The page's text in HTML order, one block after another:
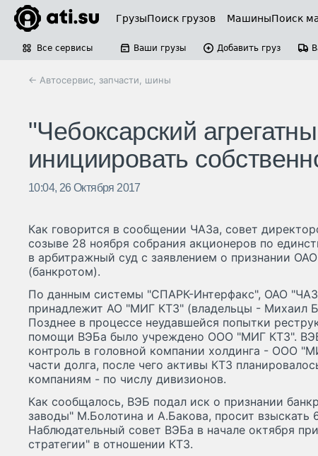
ГрузыПоиск грузов МашиныПоиск
Все сервисы Ваши грузы Добавить груз
← Автосервис, запчасти, шины
"Чебоксарский
инициировать
10:04, 26 Октября 2017
Как говорится в сообщении ЧАЗа, совет
созыве 28 ноября собрания акционеров по
в арбитражный суд с заявлением о признании
(банкротом).
По данным системы "СПАРК-Интерфакс", ОАО
принадлежит АО "МИГ КТЗ" (владельцы - Михаил
Позднее в процессе неудавшейся попытки
помощи ВЭБа было учреждено ООО "МИГ КТЗ".
контроль в головной компании холдинга - ООО
части долга, после чего активы КТЗ
компаниям - по числу дивизионов.
Как сообщалось, ВЭБ подал иск о признании
заводы" М.Болотина и А.Бакова, просит взыскать
Наблюдательный совет ВЭБа в начале октября
стратегии" в отношении КТЗ.